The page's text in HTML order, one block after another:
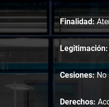
Finalidad:
Legitimación:
Cesiones:No
Derechos: